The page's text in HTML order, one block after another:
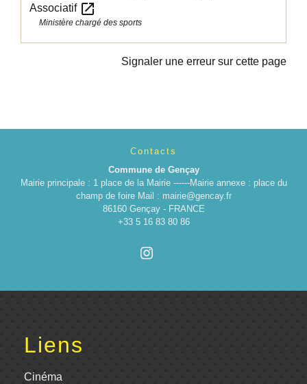
Associatif open_in_new
Ministère chargé des sports
Signaler une erreur sur cette page
Contacts
Commune de Gençay
Mairie principale : 1 place de la Mairie ------Mairie annexe : place du
champ de foire Mail : mairie@gencay.fr
86160 Gençay - FRANCE
+33 5 16 83 80 86
Liens
Cinéma